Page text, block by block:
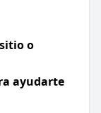
o
ayudarte